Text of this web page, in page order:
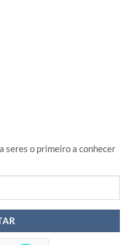
seres o primeiro a conhecer